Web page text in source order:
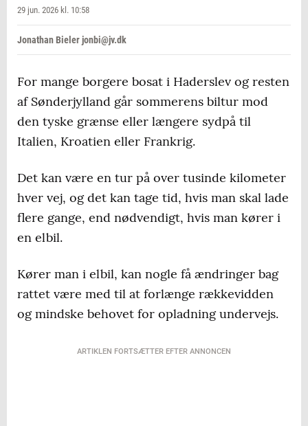
29 jun. 2026 kl. 10:58
Jonathan Bieler jonbi@jv.dk
For mange borgere bosat i Haderslev og resten
af Sønderjylland går sommerens biltur mod
den tyske grænse eller længere sydpå til
Italien, Kroatien eller Frankrig.
Det kan være en tur på over tusinde kilometer
hver vej, og det kan tage tid, hvis man skal lade
flere gange, end nødvendigt, hvis man kører i
en elbil.
Kører man i elbil, kan nogle få ændringer bag
rattet være med til at forlænge rækkevidden
og mindske behovet for opladning undervejs.
ARTIKLEN FORTSÆTTER EFTER ANNONCEN